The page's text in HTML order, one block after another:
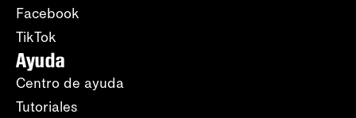
Facebook
TikTok
Ayuda
Centro de ayuda
Tutoriales